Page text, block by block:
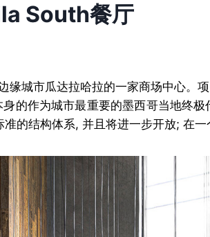
South餐厅
缘城市瓜达拉哈拉的一家商场中心。
的作为城市最重要的墨西哥当地终
的结构体系, 并且将进一步开放; 在一